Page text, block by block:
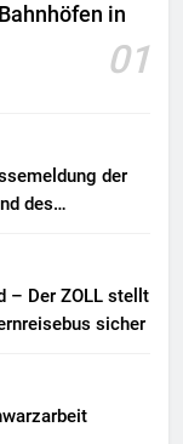
in
01
der
des
– Der ZOLL stellt
sicher